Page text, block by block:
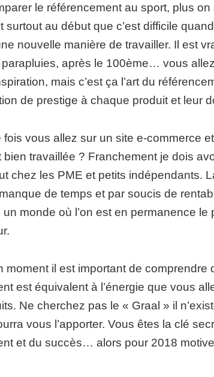
le référencement au sport, plus on
surtout au début que c’est difficile
nouvelle manière de travailler. Il est
après le 100ème… vous
mais c’est ça l’art du
de prestige à chaque produit et leur
fois vous allez sur un site e-commerce
bien travaillée ? Franchement je dois
chez les PME et petits indépendants.
de temps et par soucis de
monde où l’on est en permanence le
moment il est important de comprendre
est équivalent à l’énergie que vous
Ne cherchez pas le « Graal » il
vous l’apporter. Vous êtes la clé
et du succès… alors pour 2018